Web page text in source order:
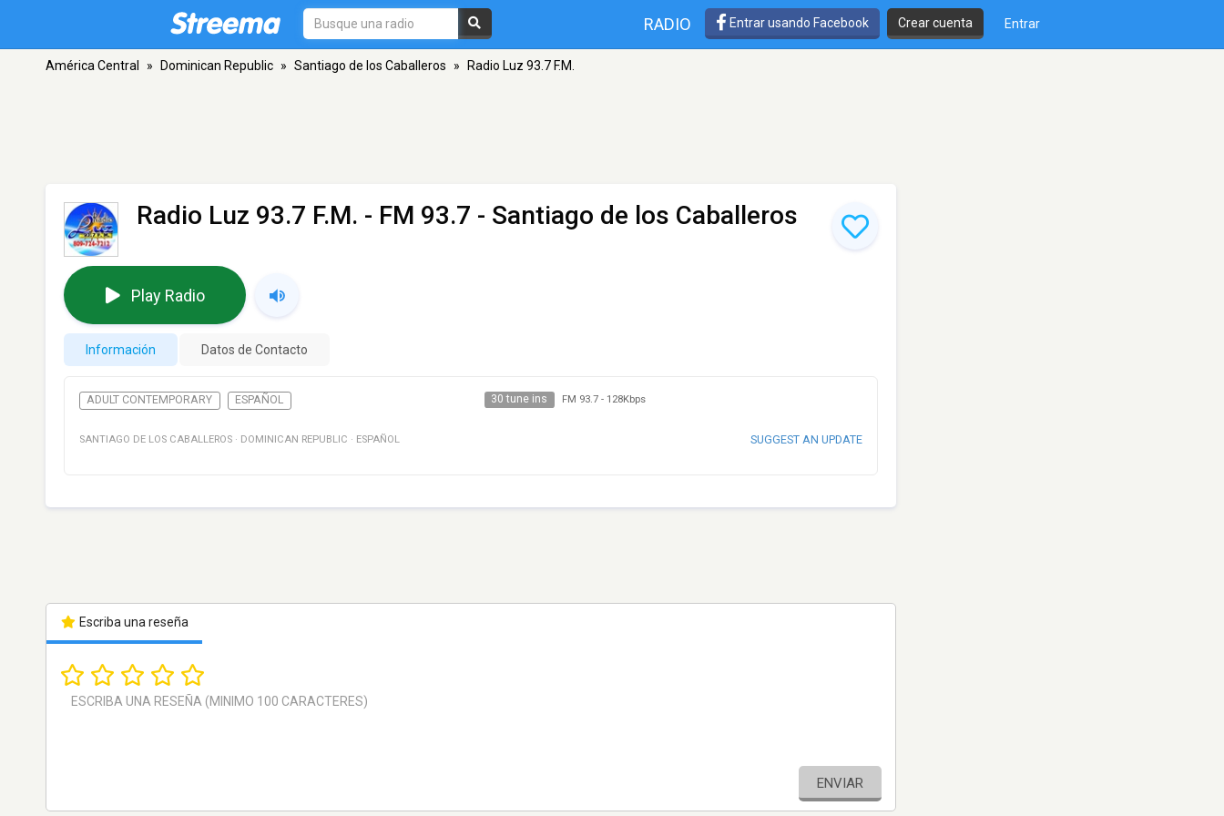
RADIO Entrar usando Facebook Crear cuenta Entrar
América Central » Dominican Republic » Santiago de los Caballeros » Radio Luz 93.7 F.M.
Radio Luz 93.7 F.M. - FM 93.7 - Santiago de los Caballeros
Play Radio
Información Datos de Contacto
ADULT CONTEMPORARY ESPAÑOL 30 tune ins FM 93.7- 128Kbps
SANTIAGO DE LOS CABALLEROS · DOMINICAN REPUBLIC · ESPAÑOL SUGGEST AN UPDATE
Escriba una reseña
ENVIAR